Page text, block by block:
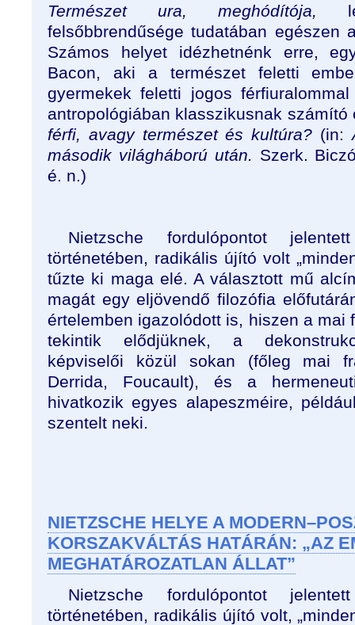
Természet ura, meghódítója,
felsőbbrendűsége tudatában egészen
Számos helyet idézhetnénk erre,
Bacon, aki a természet feletti
gyermekek feletti jogos
antropológiában klasszikusnak
férfi, avagy természet és kultúra? (in:
második világháború után. Szerk.
é. n.)
Nietzsche fordulópontot
történetében, radikális újító volt
tűzte ki maga elé. A választott mű
magát egy eljövendő filozófia
értelemben igazolódott is, hiszen a mai
tekintik elődjüknek, a
képviselői közül sokan (főleg mai
Derrida, Foucault), és a
hivatkozik egyes alapeszméire,
szentelt neki.
NIETZSCHE HELYE A
KORSZAKVÁLTÁS HATÁRÁN: „AZ
MEGHATÁROZATLAN ÁLLAT”
Nietzsche fordulópontot
történetében, radikális újító volt,